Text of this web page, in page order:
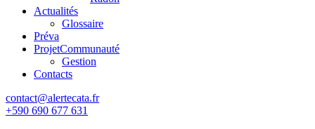
Actualités
Glossaire
Préva
ProjetCommunauté
Gestion
Contacts
rf.atacetrela@tcatnoc
+590 690 677 631